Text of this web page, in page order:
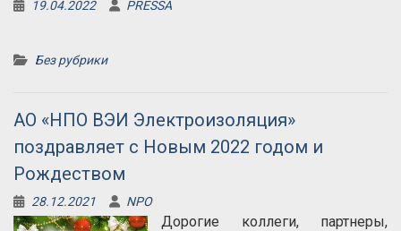
19.04.2022 PRESSA
Без рубрики
АО «НПО ВЭИ Электроизоляция»
поздравляет с Новым 2022 годом и
Рождеством
28.12.2021 NPO
Дорогие коллеги, партнеры,